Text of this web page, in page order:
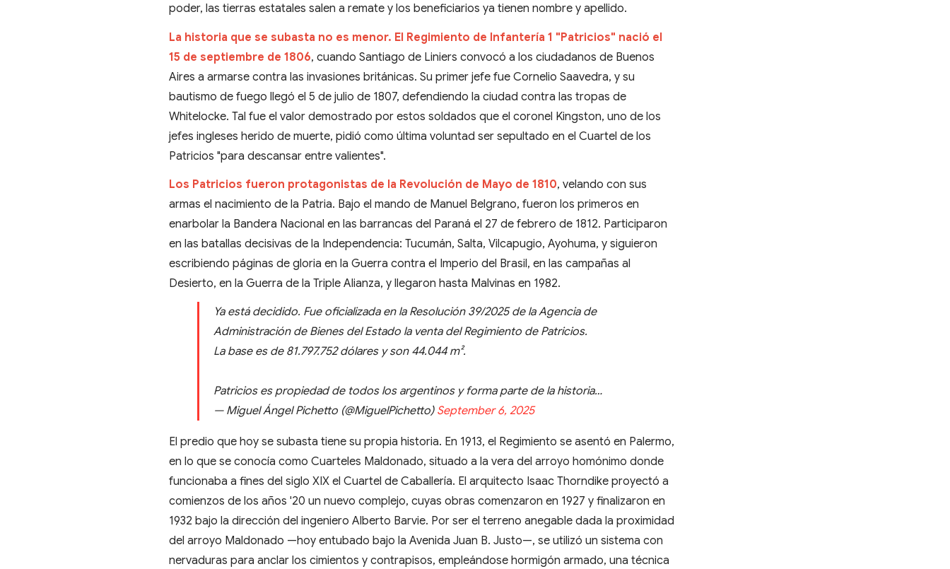
poder, las tierras estatales salen a remate y los beneficiarios ya tienen nombre y apellido.
La historia que se subasta no es menor. El Regimiento de Infantería 1 "Patricios" nació el
15 de septiembre de 1806, cuando Santiago de Liniers convocó a los ciudadanos de Buenos
Aires a armarse contra las invasiones británicas. Su primer jefe fue Cornelio Saavedra, y su
bautismo de fuego llegó el 5 de julio de 1807, defendiendo la ciudad contra las tropas de
Whitelocke. Tal fue el valor demostrado por estos soldados que el coronel Kingston, uno de los
jefes ingleses herido de muerte, pidió como última voluntad ser sepultado en el Cuartel de los
Patricios "para descansar entre valientes".
Los Patricios fueron protagonistas de la Revolución de Mayo de 1810, velando con sus
armas el nacimiento de la Patria. Bajo el mando de Manuel Belgrano, fueron los primeros en
enarbolar la Bandera Nacional en las barrancas del Paraná el 27 de febrero de 1812. Participaron
en las batallas decisivas de la Independencia: Tucumán, Salta, Vilcapugio, Ayohuma, y siguieron
escribiendo páginas de gloria en la Guerra contra el Imperio del Brasil, en las campañas al
Desierto, en la Guerra de la Triple Alianza, y llegaron hasta Malvinas en 1982.
Ya está decidido. Fue oficializada en la Resolución 39/2025 de la Agencia de
Administración de Bienes del Estado la venta del Regimiento de Patricios.
La base es de 81.797.752 dólares y son 44.044 m².
Patricios es propiedad de todos los argentinos y forma parte de la historia…
— Miguel Ángel Pichetto (@MiguelPichetto) September 6, 2025
El predio que hoy se subasta tiene su propia historia. En 1913, el Regimiento se asentó en Palermo,
en lo que se conocía como Cuarteles Maldonado, situado a la vera del arroyo homónimo donde
funcionaba a fines del siglo XIX el Cuartel de Caballería. El arquitecto Isaac Thorndike proyectó a
comienzos de los años '20 un nuevo complejo, cuyas obras comenzaron en 1927 y finalizaron en
1932 bajo la dirección del ingeniero Alberto Barvie. Por ser el terreno anegable dada la proximidad
del arroyo Maldonado —hoy entubado bajo la Avenida Juan B. Justo—, se utilizó un sistema con
nervaduras para anclar los cimientos y contrapisos, empleándose hormigón armado, una técnica